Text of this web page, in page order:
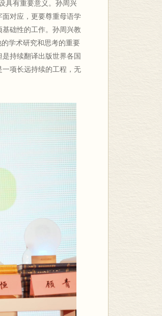
具有重要意义。孙周兴
对应，更要尊重母语学
础性的工作。孙周兴教
学术研究和思考的重要
持续翻译出版世界各国
项长远持续的工程，无